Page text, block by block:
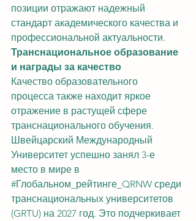
позиции отражают надежный
стандарт академического качества и
профессиональной актуальности.
Транснациональное образование
и награды за качество
Качество образовательного
процесса также находит яркое
отражение в растущей сфере
транснационального обучения.
Швейцарский Международный
Университет успешно занял 3-е
место в мире в
#Глобальном_рейтинге_QRNW среди
транснациональных университетов
(GRTU) на 2027 год. Это подчеркивает